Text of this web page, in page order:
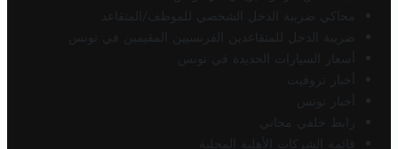
محاكي ضريبة الدخل الشخصي للموظف/المتقاعد
ضريبة الدخل للمتقاعدين الفرنسيين المقيمين في تونس
أسعار السيارات الجديدة في تونس
أخبار تروفيت
أخبار تونس
رابط خلفي مجاني
قائمة الشركات الأهلية المحلية